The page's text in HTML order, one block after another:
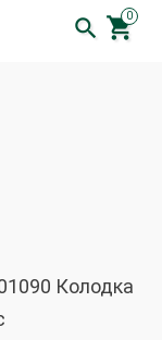
0


Колодка